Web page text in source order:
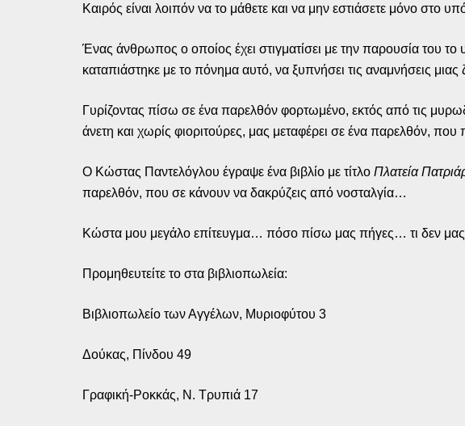
Καιρός είναι λοιπόν να το μάθετε και να μην εστιάσετε μόνο στο
Ένας άνθρωπος ο οποίος έχει στιγματίσει με την παρουσία του
καταπιάστηκε με το πόνημα αυτό, να ξυπνήσει τις αναμνήσεις
Γυρίζοντας πίσω σε ένα παρελθόν φορτωμένο, εκτός από τις
άνετη και χωρίς φιοριτούρες, μας μεταφέρει σε ένα παρελθόν,
Ο Κώστας Παντελόγλου έγραψε ένα βιβλίο με τίτλο Πλατεία
παρελθόν, που σε κάνουν να δακρύζεις από νοσταλγία…
Κώστα μου μεγάλο επίτευγμα… πόσο πίσω μας πήγες… τι δεν
Προμηθευτείτε το στα βιβλιοπωλεία:
Βιβλιοπωλείο των Αγγέλων, Μυριοφύτου 3
Δούκας, Πίνδου 49
Γραφική-Ροκκάς, Ν. Τρυπιά 17